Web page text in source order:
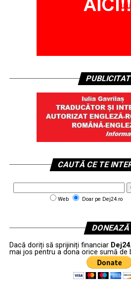
CAUTĂ CE TE
Web Doar pe Dej24.ro
DONEAZĂ
Dacă doriți să sprijiniți financiar
mai jos pentru a dona orice sumă de